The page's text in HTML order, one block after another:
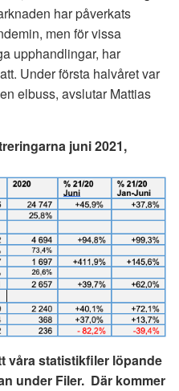
har påverkats
men för vissa
upphandlingar, har
Under första halvåret var
elbuss, avslutar Mattias
juni 2021,
våra statistikfiler löpande
under Filer. Där kommer